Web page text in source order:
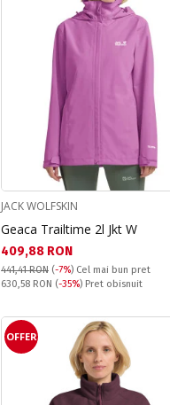
JACK WOLFSKIN
Geaca Trailtime 2l Jkt W
Текуща цена:
409,88 RON
441,41 RON (-7%) Cel mai bun pret
Pret obisnuit:
630,58 RON (-35%) Pret obisnuit
OFFER